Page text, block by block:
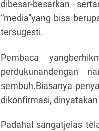
dibesar-besarkan
“media”yang bisa
tersugesti.
Pembaca
perdukunandengan
sembuh.Biasanya
dikonfirmasi,
Padahal sangatjelas